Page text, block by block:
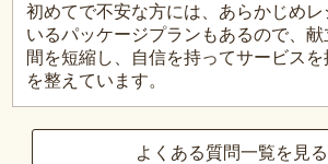
初めてで不安な方には、あらかじめレ
いるパッケージプランもあるので、
間を短縮し、自信を持ってサービス
を整えています。
よくある質問一覧を見る